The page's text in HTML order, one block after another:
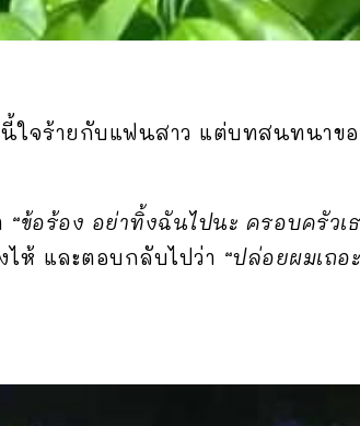
จร้ายกับแฟนสาว แต่บทสนทนาขอ
“ข้อร้อง อย่าทิ้งฉันไปนะ ครอบครัวเ
ไห้ และตอบกลับไปว่า “ปล่อยผมเถ